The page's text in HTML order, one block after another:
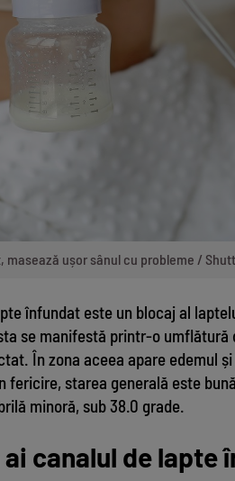
masează ușor sânul cu probleme /
înfundat este un blocaj al
se manifestă printr-o umflătură
În zona aceea apare edemul
fericire, starea generală este
minoră, sub 38.0 grade.
canalul de lapte